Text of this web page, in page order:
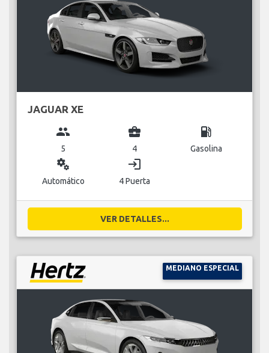
JAGUAR XE
group
5
business_center
4
local_gas_station
Gasolina
miscellaneous_services
Automático
login
4 Puerta
VER DETALLES...
MEDIANO ESPECIAL